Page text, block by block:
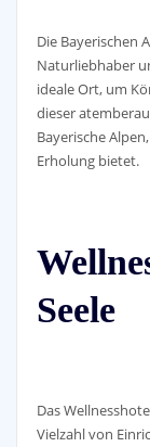
Die Bayerischen
Naturliebhaber
ideale Ort, um
dieser
Bayerische
Erholung bietet.
Seele
Das
Vielzahl von